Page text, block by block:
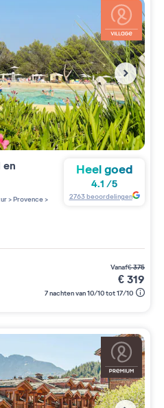
en
>Provence>
Heel goed
4.1 /5
2763beoordelingen
vanaf€375
€319
7 nachten van 10/10 tot 17/10